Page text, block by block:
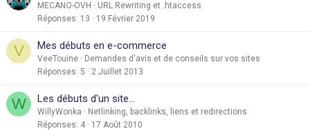
MECANO-OVH
URL Rewriting et .htaccess
Réponses 13 19 Février 2019
V Mes débuts en e-commerce
VeeTouine
Demandes d'avis et de conseils sur vos sites
Réponses 5 2 Juillet 2013
W Les débuts d'un site...
WillyWonka
Netlinking, backlinks, liens et redirections
Réponses 4 17 Août 2010